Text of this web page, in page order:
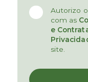
Autorizo
com as
e
site.